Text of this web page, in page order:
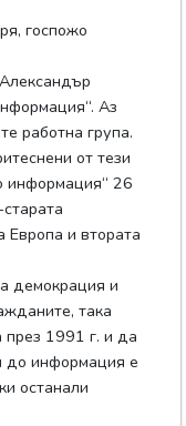
госпожо
Аз
работна група.
от тези
информация“ 26
Европа и втората
демокрация и
така
през 1991 г. и да
до информация е
останали